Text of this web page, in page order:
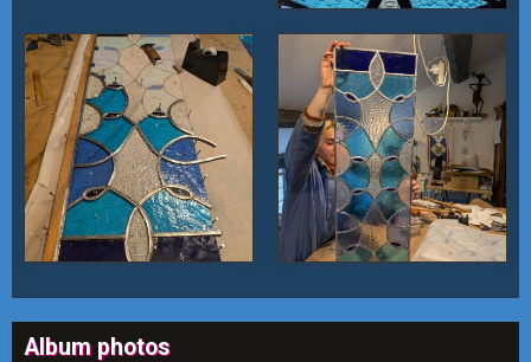
Album photos